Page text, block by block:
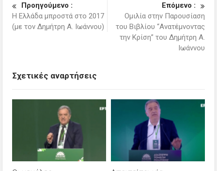
Προηγούμενο :
Η Ελλάδα μπροστά στο 2017
(με τον Δημήτρη Α. Ιωάννου)
Επόμενο :
Ομιλία στην Παρουσίαση
του Βιβλίου “Ανατέμνοντας
την Κρίση” του Δημήτρη Α.
Ιωάννου
Σχετικές αναρτήσεις